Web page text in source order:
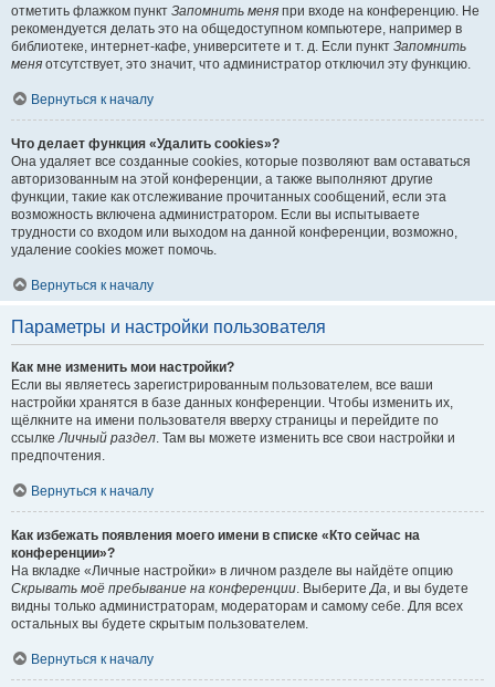
отметить флажком пункт Запомнить меня при входе на конференцию. Не
рекомендуется делать это на общедоступном компьютере, например в
библиотеке, интернет-кафе, университете и т. д. Если пункт Запомнить
меня отсутствует, это значит, что администратор отключил эту функцию.
Вернуться к началу
Что делает функция «Удалить cookies»?
Она удаляет все созданные cookies, которые позволяют вам оставаться
авторизованным на этой конференции, а также выполняют другие
функции, такие как отслеживание прочитанных сообщений, если эта
возможность включена администратором. Если вы испытываете
трудности со входом или выходом на данной конференции, возможно,
удаление cookies может помочь.
Вернуться к началу
Параметры и настройки пользователя
Как мне изменить мои настройки?
Если вы являетесь зарегистрированным пользователем, все ваши
настройки хранятся в базе данных конференции. Чтобы изменить их,
щёлкните на имени пользователя вверху страницы и перейдите по
ссылкеЛичный раздел. Там вы можете изменить все свои настройки и
предпочтения.
Вернуться к началу
Как избежать появления моего имени в списке «Кто сейчас на
конференции»?
На вкладке «Личные настройки» в личном разделе вы найдёте опцию
Скрывать моё пребывание на конференции. ВыберитеДа, и вы будете
видны только администраторам, модераторам и самому себе. Для всех
остальных вы будете скрытым пользователем.
Вернуться к началу